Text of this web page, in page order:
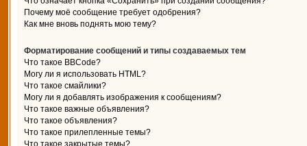
Почему моё сообщение требует одобрения?
Как мне вновь поднять мою тему?
Форматирование сообщений и типы создаваемых тем
Что такое BBCode?
Могу ли я использовать HTML?
Что такое смайлики?
Могу ли я добавлять изображения к сообщениям?
Что такое важные объявления?
Что такое объявления?
Что такое прилепленные темы?
Что такое закрытые темы?